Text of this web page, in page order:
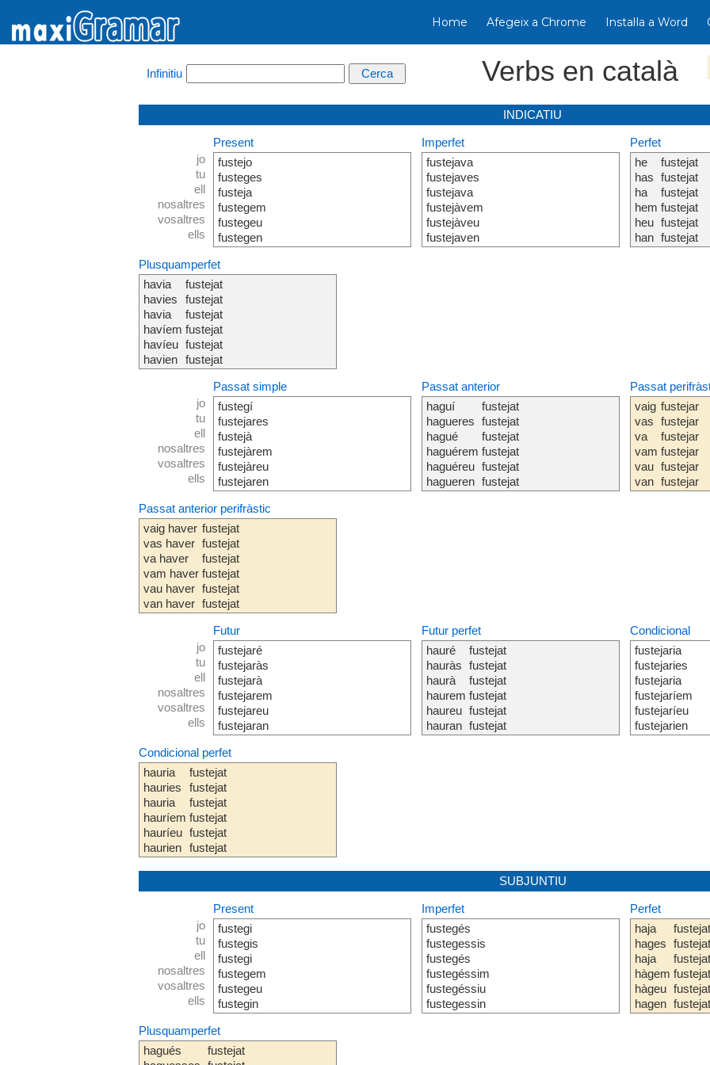
Home Afegeix a Chrome Instal·la a Word
Infinitiu Verbs en català
INDICATIU
jo
tu
ell
nosaltres
vosaltres
ells
Present
fustejo
fusteges
fusteja
fustegem
fustegeu
fustegen
Imperfet
fustejava
fustejaves
fustejava
fustejàvem
fustejàveu
fustejaven
Perfet
he
has
ha
hem
heu
han
fustejat
fustejat
fustejat
fustejat
fustejat
fustejat
Plusquamperfet
havia
havies
havia
havíem
havíeu
havien
fustejat
fustejat
fustejat
fustejat
fustejat
fustejat
jo
tu
ell
nosaltres
vosaltres
ells
Passat simple
fustegí
fustejares
fustejà
fustejàrem
fustejàreu
fustejaren
Passat anterior
haguí
hagueres
hagué
haguérem
haguéreu
hagueren
fustejat
fustejat
fustejat
fustejat
fustejat
fustejat
Passat
vaig
vas
va
vam
vau
van
fustejar
fustejar
fustejar
fustejar
fustejar
fustejar
Passat anterior perifràstic
vaig haver
vas haver
va haver
vam haver
vau haver
van haver
fustejat
fustejat
fustejat
fustejat
fustejat
fustejat
jo
tu
ell
nosaltres
vosaltres
ells
Futur
fustejaré
fustejaràs
fustejarà
fustejarem
fustejareu
fustejaran
Futur perfet
hauré
hauràs
haurà
haurem
haureu
hauran
fustejat
fustejat
fustejat
fustejat
fustejat
fustejat
Condicional
fustejaria
fustejaries
fustejaria
fustejaríem
fustejaríeu
fustejarien
Condicional perfet
hauria
hauries
hauria
hauríem
hauríeu
haurien
fustejat
fustejat
fustejat
fustejat
fustejat
fustejat
SUBJUNTIU
jo
tu
ell
nosaltres
vosaltres
ells
Present
fustegi
fustegis
fustegi
fustegem
fustegeu
fustegin
Imperfet
fustegés
fustegessis
fustegés
fustegéssim
fustegéssiu
fustegessin
Perfet
haja
hages
haja
hàgem
hàgeu
hagen
Plusquamperfet
hagués
fustejat